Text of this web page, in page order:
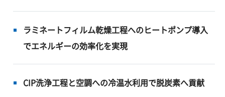
ラミネートフィルム乾燥工程へのヒートポンプ導入
でエネルギーの効率化を実現
CIP洗浄工程と空調への冷温水利用で脱炭素へ貢献